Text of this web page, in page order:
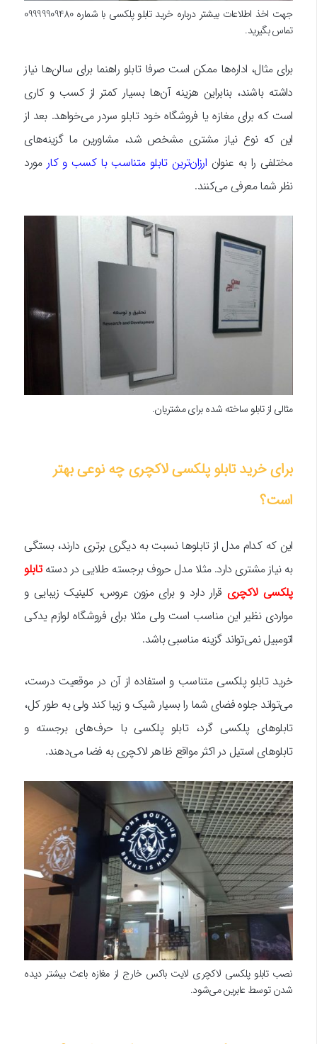
جهت اخذ اطلاعات بیشتر درباره خرید تابلو پلکسی با شماره 09999909480
تماس بگیرید.
برای مثال، اداره‌ها ممکن است صرفا تابلو راهنما برای سالن‌ها نیاز
داشته باشند، بنابراین هزینه آن‌ها بسیار کمتر از کسب و کاری
است که برای مغازه یا فروشگاه خود تابلو سردر می‌خواهد. بعد از
این که نوع نیاز مشتری مشخص شد، مشاورین ما گزینه‌های
مختلفی را به عنوان ارزان‌ترین تابلو متناسب با کسب و کار مورد
نظر شما معرفی می‌کنند.
مثالی از تابلو ساخته شده برای مشتریان.
برای خرید تابلو پلکسی لاکچری چه نوعی بهتر
است؟
این که کدام مدل از تابلوها نسبت به دیگری برتری دارند، بستگی
به نیاز مشتری دارد. مثلا مدل حروف برجسته طلایی در دستهتابلو
پلکسی لاکچری قرار دارد و برای مزون عروس، کلینیک زیبایی و
مواردی نظیر این مناسب است ولی مثلا برای فروشگاه لوازم یدکی
اتومبیل نمی‌تواند گزینه مناسبی باشد.
خرید تابلو پلکسی متناسب و استفاده از آن در موقعیت درست،
می‌تواند جلوه فضای شما را بسیار شیک و زیبا کند ولی به طور کل،
تابلوهای پلکسی گرد، تابلو پلکسی با حرف‌های برجسته و
تابلوهای استیل در اکثر مواقع ظاهر لاکچری به فضا می‌دهند.
نصب تابلو پلکسی لاکچری لایت باکس خارج از مغازه باعث بیشتر دیده
شدن توسط عابرین می‌شود.